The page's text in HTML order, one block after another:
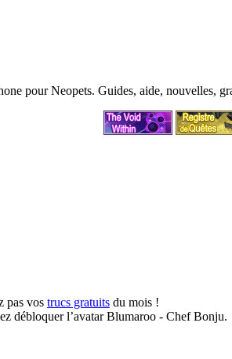
pour Neopets. Guides, aide, nouvelles,
pas vos trucs gratuits du mois !
débloquer l’avatar Blumaroo - Chef Bonju.